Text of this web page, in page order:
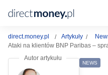
direct.money.pl Artykuły
Ataki na klientów BNP Paribas –
NEWS